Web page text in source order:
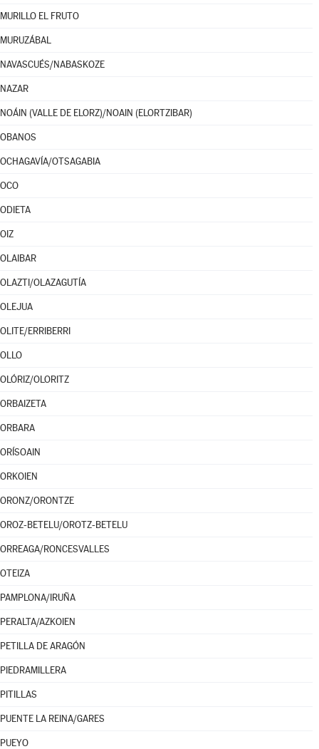
MURILLO EL FRUTO
MURUZÁBAL
NAVASCUÉS/NABASKOZE
NAZAR
NOÁIN (VALLE DE ELORZ)/NOAIN (ELORTZIBAR)
OBANOS
OCHAGAVÍA/OTSAGABIA
OCO
ODIETA
OIZ
OLAIBAR
OLAZTI/OLAZAGUTÍA
OLEJUA
OLITE/ERRIBERRI
OLLO
OLÓRIZ/OLORITZ
ORBAIZETA
ORBARA
ORÍSOAIN
ORKOIEN
ORONZ/ORONTZE
OROZ-BETELU/OROTZ-BETELU
ORREAGA/RONCESVALLES
OTEIZA
PAMPLONA/IRUÑA
PERALTA/AZKOIEN
PETILLA DE ARAGÓN
PIEDRAMILLERA
PITILLAS
PUENTE LA REINA/GARES
PUEYO